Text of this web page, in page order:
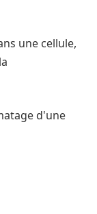
une cellule,
d'une